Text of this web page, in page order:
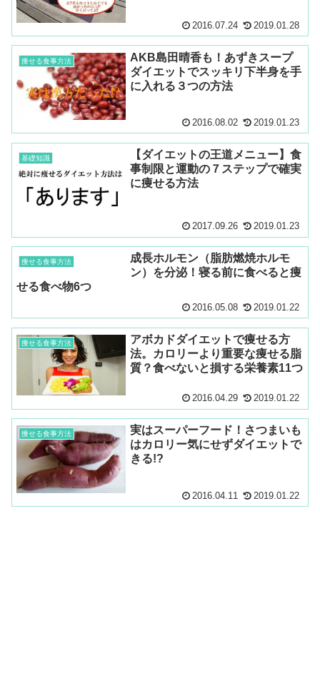
2016.07.24 2019.01.28
痩せる食事方法
AKB島田晴香も！あずきスープ
ダイエットでスッキリ下半身を手
に入れる３つの方法
2016.08.02 2019.01.23
基礎知識
【ダイエットの王道メニュー】食
事制限と運動の７ステップで確実
に痩せる方法
2017.09.26 2019.01.23
痩せる食事方法
成長ホルモン（脂肪燃焼ホルモ
ン）を分泌！寝る前に食べると痩
せる食べ物6つ
2016.05.08 2019.01.22
痩せる食事方法
アボカドダイエットで痩せる方
法。カロリーより重要な痩せる脂
質？食べないと損する栄養素11つ
2016.04.29 2019.01.22
痩せる食事方法
実はスーパーフード！さつまいも
はカロリー気にせずダイエットで
きる!?
2016.04.11 2019.01.22